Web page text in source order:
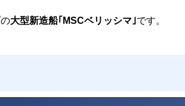
大型新造船｢MSCベリッシマ｣です。